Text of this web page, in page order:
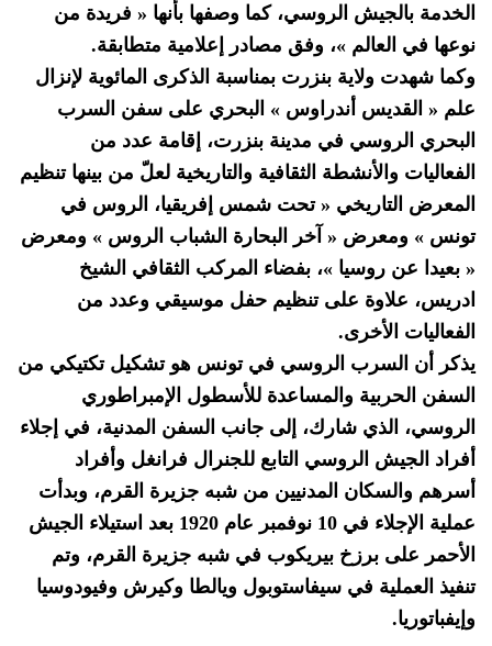
الخدمة بالجيش الروسي، كما وصفها بأنها « فريدة من
نوعها في العالم »، وفق مصادر إعلامية متطابقة.
وكما شهدت ولاية بنزرت بمناسبة الذكرى المائوية لإنزال
علم « القديس أندراوس » البحري على سفن السرب
البحري الروسي في مدينة بنزرت، إقامة عدد من
الفعاليات والأنشطة الثقافية والتاريخية لعلّ من بينها تنظيم
المعرض التاريخي « تحت شمس إفريقيا، الروس في
تونس » ومعرض « آخر البحارة الشباب الروس » ومعرض
« بعيدا عن روسيا »، بفضاء المركب الثقافي الشيخ
ادريس، علاوة على تنظيم حفل موسيقي وعدد من
الفعاليات الأخرى.
يذكر أن السرب الروسي في تونس هو تشكيل تكتيكي من
السفن الحربية والمساعدة للأسطول الإمبراطوري
الروسي، الذي شارك، إلى جانب السفن المدنية، في إجلاء
أفراد الجيش الروسي التابع للجنرال فرانغل وأفراد
أسرهم والسكان المدنيين من شبه جزيرة القرم، وبدأت
عملية الإجلاء في 10 نوفمبر عام 1920 بعد استيلاء الجيش
الأحمر على برزخ بيريكوب في شبه جزيرة القرم، وتم
تنفيذ العملية في سيفاستوبول ويالطا وكيرش وفيودوسيا
وإيفباتوريا.